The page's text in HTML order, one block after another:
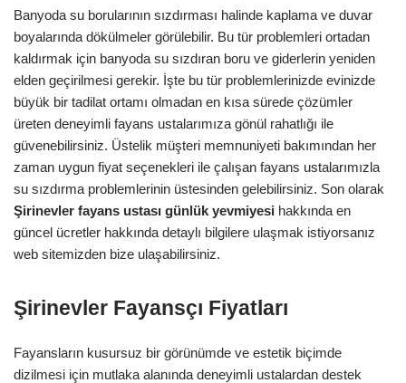
Banyoda su borularının sızdırması halinde kaplama ve duvar
boyalarında dökülmeler görülebilir. Bu tür problemleri ortadan
kaldırmak için banyoda su sızdıran boru ve giderlerin yeniden
elden geçirilmesi gerekir. İşte bu tür problemlerinizde evinizde
büyük bir tadilat ortamı olmadan en kısa sürede çözümler
üreten deneyimli fayans ustalarımıza gönül rahatlığı ile
güvenebilirsiniz. Üstelik müşteri memnuniyeti bakımından her
zaman uygun fiyat seçenekleri ile çalışan fayans ustalarımızla
su sızdırma problemlerinin üstesinden gelebilirsiniz. Son olarak
Şirinevler fayans ustası günlük yevmiyesi hakkında en
güncel ücretler hakkında detaylı bilgilere ulaşmak istiyorsanız
web sitemizden bize ulaşabilirsiniz.
Şirinevler Fayansçı Fiyatları
Fayansların kusursuz bir görünümde ve estetik biçimde
dizilmesi için mutlaka alanında deneyimli ustalardan destek